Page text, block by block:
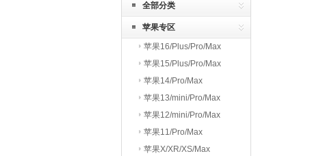
全部分类
苹果专区
苹果16/Plus/Pro/Max
苹果15/Plus/Pro/Max
苹果14/Pro/Max
苹果13/mini/Pro/Max
苹果12/mini/Pro/Max
苹果11/Pro/Max
苹果X/XR/XS/Max